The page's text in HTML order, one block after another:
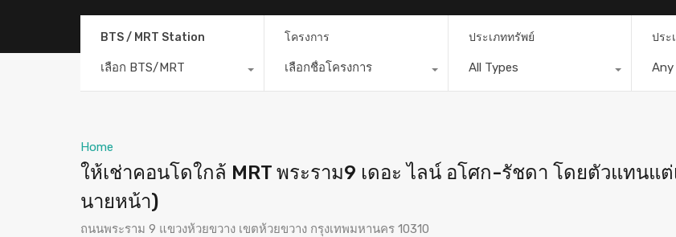
BTS / MRT Station
เลือก BTS/MRT
โครงการ
เลือกชื่อโครงการ
ประเภททรัพย์
All Types
ประ
Any
Home
ให้เช่าคอนโดใกล้ MRT พระราม9 เดอะ ไลน์ อโศก-รัชดา โดยตัวแทนแต่
นายหน้า)
ถนนพระราม 9 แขวงห้วยขวาง เขตห้วยขวาง กรุงเทพมหานคร 10310